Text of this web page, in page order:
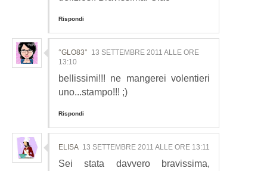
Rispondi
°GLO83° 13 SETTEMBRE 2011 ALLE ORE
13:10
bellissimi!!! ne mangerei volentieri
uno...stampo!!! ;)
Rispondi
ELISA 13 SETTEMBRE 2011 ALLE ORE 13:11
Sei stata davvero bravissima,